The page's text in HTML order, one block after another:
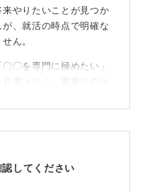
やりたいことが見つか
、就活の時点で明確な
ん。
〇を専門に極めたい」
要はなく、重要なのは
ている事例が多くあり
してください